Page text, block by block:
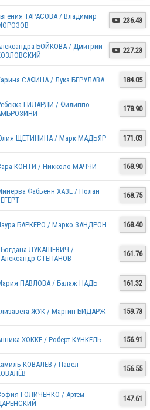
ТАРАСОВА / Владимир
 236.43
БОЙКОВА / Дмитрий
 227.23
САФИНА / Лука БЕРУЛАВА 184.05
ГИЛАРДИ / Филиппо
178.90
ЩЕТИНИНА / Марк МАДЬЯР 171.03
КОНТИ / Никколо МАЧЧИ 168.90
Фабьенн ХАЗЕ / Нолан
168.75
БАРКЕРО / Марко ЗАНДРОН 168.40
Богдана ЛУКАШЕВИЧ /
Александр СТЕПАНОВ
161.76
ПАВЛОВА / Балаж НАДЬ 161.32
ЖУК / Мартин БИДАРЖ 159.73
ХОККЕ / Роберт КУНКЕЛЬ 156.91
КОВАЛЁВ / Павел
156.55
ГОЛИЧЕНКО / Артём
147.61